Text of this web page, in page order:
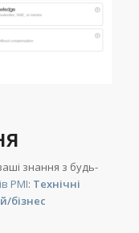
знання з будь-
PMI: Технічні
бізнес